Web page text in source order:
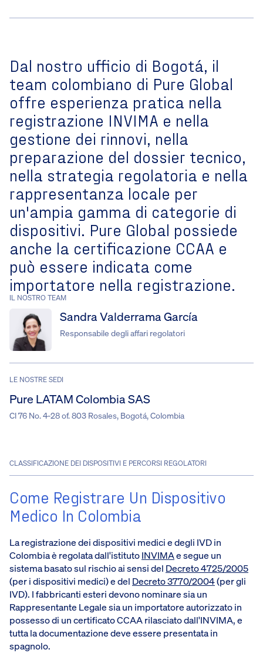
Dal nostro ufficio di Bogotá, il
team colombiano di Pure Global
offre esperienza pratica nella
registrazione INVIMA e nella
gestione dei rinnovi, nella
preparazione del dossier tecnico,
nella strategia regolatoria e nella
rappresentanza locale per
un'ampia gamma di categorie di
dispositivi. Pure Global possiede
anche la certificazione CCAA e
può essere indicata come
importatore nella registrazione.
IL NOSTRO TEAM
Sandra Valderrama García
Responsabile degli affari regolatori
LE NOSTRE SEDI
Pure LATAM Colombia SAS
Cl 76 No. 4-28 of. 803 Rosales, Bogotá, Colombia
CLASSIFICAZIONE DEI DISPOSITIVI E PERCORSI REGOLATORI
Come Registrare Un Dispositivo
Medico In Colombia
La registrazione dei dispositivi medici e degli IVD in
Colombia è regolata dall'istitutoINVIMAe segue un
sistema basato sul rischio ai sensi del Decreto 4725/2005
(per i dispositivi medici) e del Decreto 3770/2004(per gli
IVD). I fabbricanti esteri devono nominare sia un
Rappresentante Legale sia un importatore autorizzato in
possesso di un certificato CCAA rilasciato dall'INVIMA, e
tutta la documentazione deve essere presentata in
spagnolo.